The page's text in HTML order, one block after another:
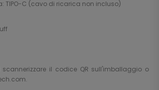
TIPO-C (cavo di ricarica non incluso)
scannerizzare il codice QR sull'imballaggio o
.